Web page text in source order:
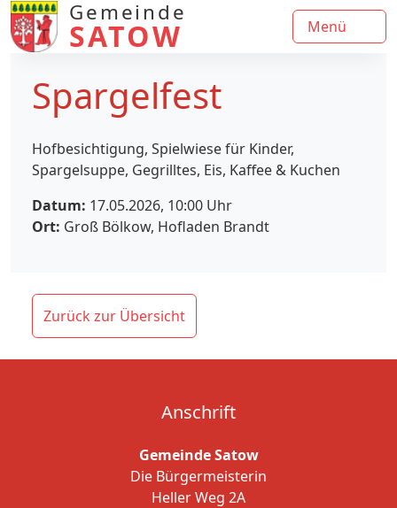
Gemeinde
SATOW Menü
Spargelfest
Hofbesichtigung, Spielwiese für Kinder,
Spargelsuppe, Gegrilltes, Eis, Kaffee & Kuchen
Datum: 17.05.2026, 10:00 Uhr
Ort: Groß Bölkow, Hofladen Brandt
Zurück zur Übersicht
Anschrift
Gemeinde Satow
Die Bürgermeisterin
Heller Weg 2A